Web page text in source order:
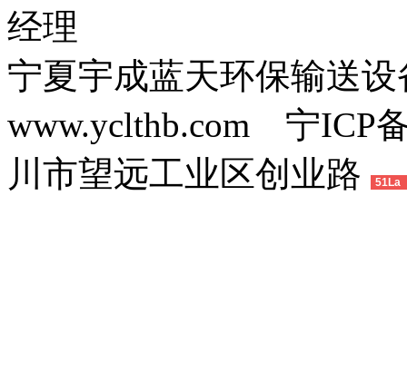
经理
宁夏宇成蓝天环保输送
www.yclthb.com 宁ICP
川市望远工业区创业路
51La